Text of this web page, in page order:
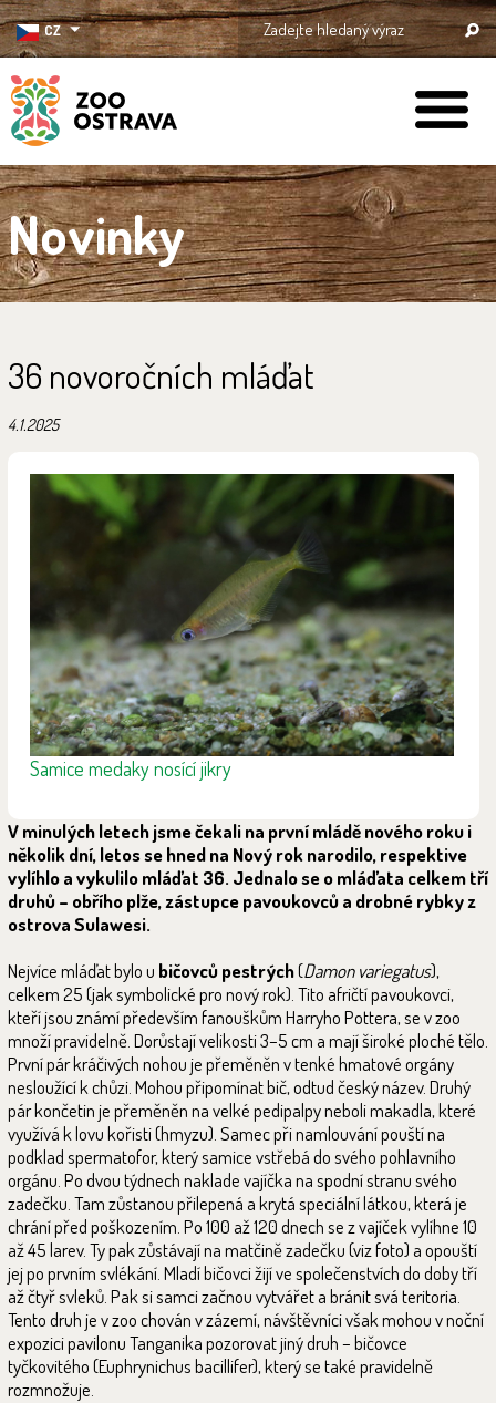
CZ
ZOO Ostrava
Novinky
36 novoročních mláďat
4.1.2025
Samice medaky nosící jikry
V minulých letech jsme čekali na první mládě nového roku i
několik dní, letos se hned na Nový rok narodilo, respektive
vylíhlo a vykulilo mláďat 36. Jednalo se o mláďata celkem tří
druhů – obřího plže, zástupce pavoukovců a drobné rybky z
ostrova Sulawesi.
Nejvíce mláďat bylo u bičovců pestrých(Damon variegatus),
celkem 25 (jak symbolické pro nový rok). Tito afričtí pavoukovci,
kteří jsou známí především fanouškům Harryho Pottera, se v zoo
množí pravidelně. Dorůstají velikosti 3–5 cm a mají široké ploché tělo.
První pár kráčivých nohou je přeměněn v tenké hmatové orgány
nesloužící k chůzi. Mohou připomínat bič, odtud český název. Druhý
pár končetin je přeměněn na velké pedipalpy neboli makadla, které
využívá k lovu kořisti (hmyzu). Samec při namlouvání pouští na
podklad spermatofor, který samice vstřebá do svého pohlavního
orgánu. Po dvou týdnech naklade vajíčka na spodní stranu svého
zadečku. Tam zůstanou přilepená a krytá speciální látkou, která je
chrání před poškozením. Po 100 až 120 dnech se z vajíček vylíhne 10
až 45 larev. Ty pak zůstávají na matčině zadečku (viz foto) a opouští
jej po prvním svlékání. Mladí bičovci žijí ve společenstvích do doby tří
až čtyř svleků. Pak si samci začnou vytvářet a bránit svá teritoria.
Tento druh je v zoo chován v zázemí, návštěvníci však mohou v noční
expozici pavilonu Tanganika pozorovat jiný druh – bičovce
tyčkovitého (Euphrynichus bacillifer), který se také pravidelně
rozmnožuje.